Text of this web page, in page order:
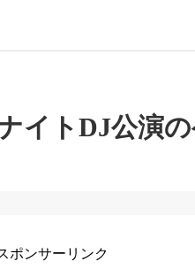
イトDJ公演
ポンサーリンク